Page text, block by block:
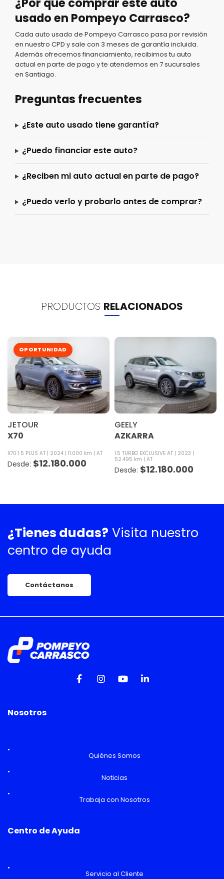
usado en Pompeyo Carrasco?
Cada auto usado de Pompeyo Carrasco pasa por revisión
en nuestro CPD y sale con 3 meses de garantía incluida.
Además ofrecemos financiamiento, recibimos tu auto
actual en parte de pago y te atendemos en 7 sucursales
en Santiago.
Preguntas frecuentes
¿Este auto usado tiene garantía?
¿Puedo financiar este auto?
¿Reciben mi auto actual en parte de pago?
¿Puedo verlo y probarlo antes de comprar?
PRODUCTOS RELACIONADOS
OPORTUNIDAD
JETOUR
X70
X70 1.5 PLUS AT 2024 11.000 km AT
$12.180.000
GEELY
AZKARRA
1.5 TURBO EXCLUSIVE AT
2023
52.495 km
AT
$12.180.000
¿Tienes dudas? Visita nuestro
centro de ayuda
Contáctanos
Nosotros
Quiénes Somos
Noticias
Trabaja con Nosotros
Centro de Ayuda
Servicio al Cliente